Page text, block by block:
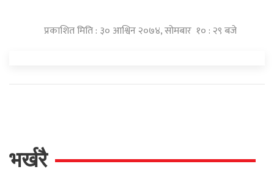
प्रकाशित मिति : ३० आश्विन २०७४, सोमबार १० : २९ बजे
भर्खरै